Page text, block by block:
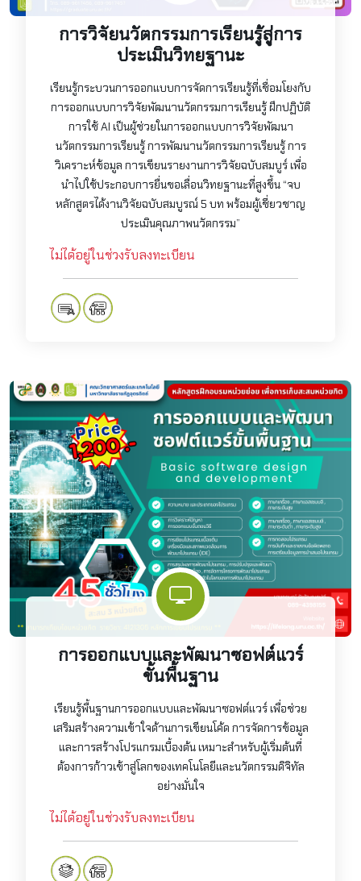
การวิจัยนวัตกรรมการเรียนรู้สู่การ
ประเมินวิทยฐานะ
เรียนรู้กระบวนการออกแบบการจัดการเรียนรู้ที่เชื่อมโยงกับ
การออกแบบการวิจัยพัฒนานวัตกรรมการเรียนรู้ ฝึกปฏิบัติ
การใช้ AI เป็นผู้ช่วยในการออกแบบการวิจัยพัฒนา
นวัตกรรมการเรียนรู้ การพัฒนานวัตกรรมการเรียนรู้ การ
วิเคราะห์ข้อมูล การเขียนรายงานการวิจัยฉบับสมบูร์ เพื่อ
นำไปใช้ประกอบการยื่นขอเลื่อนวิทยฐานะที่สูงขึ้น “จบ
หลักสูตรได้งานวิจัยฉบับสมบูรณ์ 5 บท พร้อมผู้เชี่ยวชาญ
ประเมินคุณภาพนวัตกรรม”
ไม่ได้อยู่ในช่วงรับลงทะเบียน
การออกแบบและพัฒนาซอฟต์แวร์
ขั้นพื้นฐาน
เรียนรู้พื้นฐานการออกแบบและพัฒนาซอฟต์แวร์ เพื่อช่วย
เสริมสร้างความเข้าใจด้านการเขียนโค้ด การจัดการข้อมูล
และการสร้างโปรแกรมเบื้องต้น เหมาะสำหรับผู้เริ่มต้นที่
ต้องการก้าวเข้าสู่โลกของเทคโนโลยีและนวัตกรรมดิจิทัล
อย่างมั่นใจ
ไม่ได้อยู่ในช่วงรับลงทะเบียน